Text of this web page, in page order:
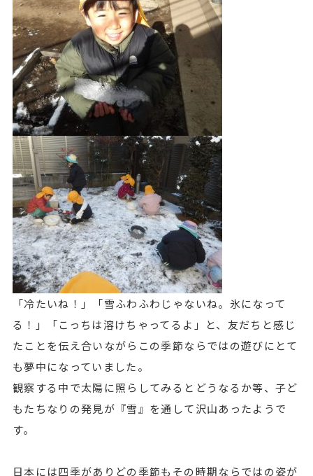
「冷たいね！」「雪ふわふわじゃないね。氷になって
る！」「こっちは溶けちゃってるよ」と、友だちと感じ
たことを伝え合いながらこの季節ならではの遊びにとて
も夢中になっていました。
観察する中で太陽に照らしてみるとどうなるか等、子ど
もたちなりの発見が『雪』を通して沢山あったようで
す。
日本には四季がありどの季節もその時期ならではの姿が